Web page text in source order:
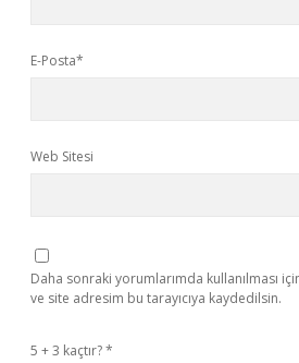
E-Posta*
Web Sitesi
Daha sonraki yorumlarımda kullanılması
ve site adresim bu tarayıcıya kaydedilsin.
5 + 3 kaçtır?*